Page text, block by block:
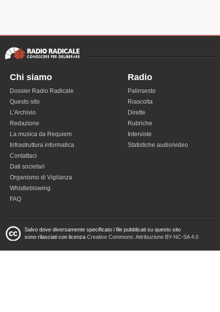
Chi siamo
Dossier Radio Radicale
Questo sito
L'Archivio
Redazione
La musica da Requiem
Infrastruttura informatica
Contattaci
Dati societari
Organismo di Vigilanza
Whistleblowing
FAQ
Radio
Palinsesto
Riascolta
Dirette
Rubriche
Interviste
Statistiche audio/video
Salvo dove diversamente specificato i file pubblicati su questo sito
sono rilasciati con licenza Creative Commons: Attribuzione BY-NC-SA 4.0